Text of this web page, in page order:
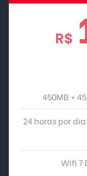
R$
450MB +
24 horas por
Wifi 7